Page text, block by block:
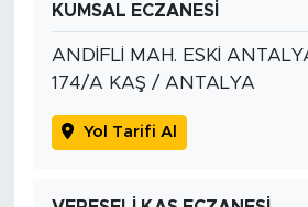
KUMSAL ECZANESİ
ANDİFLİ MAH. ESKİ
174/A KAŞ / ANTALYA
Yol Tarifi Al